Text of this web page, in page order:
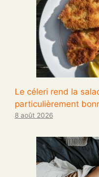
Le céleri rend la
particulièrement
8 août 2026